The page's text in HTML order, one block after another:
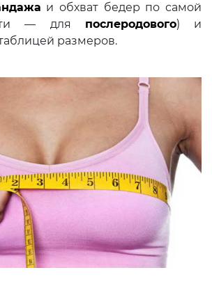
и обхват бедер по самой
— для послеродового) и
размеров.